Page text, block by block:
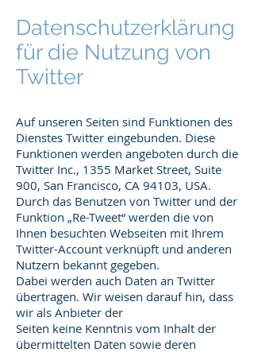
Datenschutzerklärung
für die Nutzung von
Twitter
Auf unseren Seiten sind Funktionen des
Dienstes Twitter eingebunden. Diese
Funktionen werden angeboten durch die
Twitter Inc., 1355 Market Street, Suite
900, San Francisco, CA 94103, USA.
Durch das Benutzen von Twitter und der
Funktion „Re-Tweet“ werden die von
Ihnen besuchten Webseiten mit Ihrem
Twitter-Account verknüpft und anderen
Nutzern bekannt gegeben.
Dabei werden auch Daten an Twitter
übertragen. Wir weisen darauf hin, dass
wir als Anbieter der
Seiten keine Kenntnis vom Inhalt der
übermittelten Daten sowie deren